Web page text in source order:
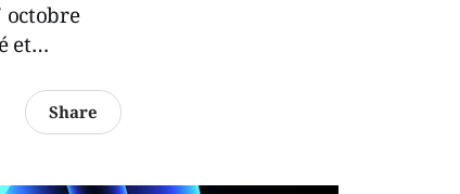
octobre
et…
Share